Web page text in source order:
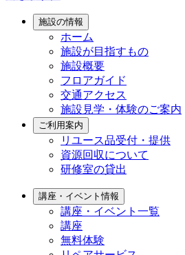
施設の情報
ホーム
施設が目指すもの
施設概要
フロアガイド
交通アクセス
施設見学・体験のご案内
ご利用案内
リユース品受付・提供
資源回収について
研修室の貸出
講座・イベント情報
講座・イベント一覧
講座
無料体験